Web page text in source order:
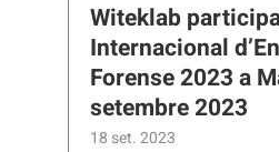
Witeklab
Internacional
Forense 2023 a
setembre 2023
18 set. 2023